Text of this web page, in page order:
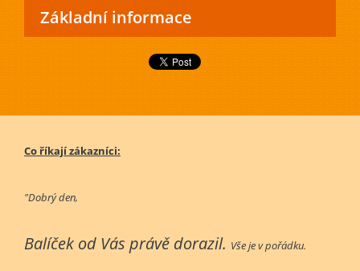
Základní informace
Co říkají zákazníci:
"Dobrý den,
Balíček od Vás právě dorazil. Vše je v pořádku.